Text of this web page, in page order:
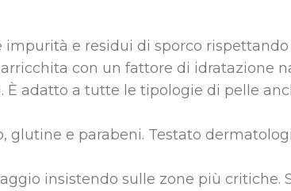
e residui di sporco
con un fattore di idratazione
adatto a tutte le tipologie di pelle
e parabeni. Testato
insistendo sulle zone più critiche.